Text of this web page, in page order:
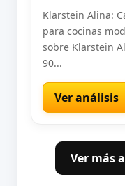
Klarstein Alina:
para cocinas
sobre Klarstein
90...
Ver análisis
Ver más